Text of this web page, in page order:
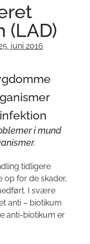
på isbjørnen
| CT- MR- Ultralyd-
(LAD)
juni 2016
i mund
tidligere
for de skader,
I svære
anti – biotikum
anti-biotikum er